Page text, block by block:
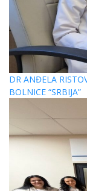
DR ANĐELA
BOLNICE “SRBIJA”